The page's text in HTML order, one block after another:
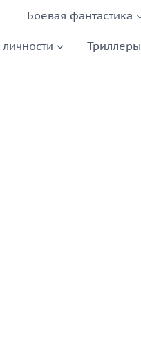
Боевая фантастика
Триллеры